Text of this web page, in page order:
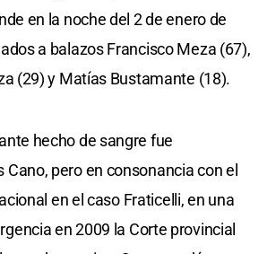
en la noche del 2 de enero de
a balazos Francisco Meza (67),
(29) y Matías Bustamante (18).
hecho de sangre fue
pero en consonancia con el
en el caso Fraticelli, en una
en 2009 la Corte provincial